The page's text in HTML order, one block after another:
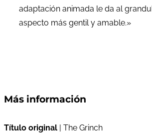
adaptación animada le da al
aspecto más gentil y amable.»
Más información
Título original | The Grinch